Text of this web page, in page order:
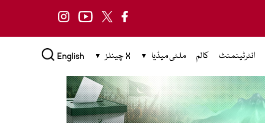
انٹرٹینمنٹ کالم ملٹی میڈیا X چینلز English